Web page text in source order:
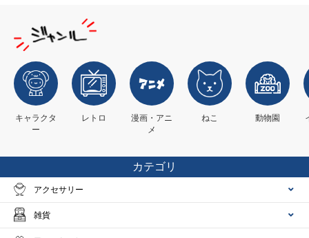
キャラクタ
ー
レトロ
漫画・アニ
メ
ねこ 動物園
カテゴリ
アクセサリー
雑貨